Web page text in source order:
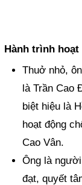
Hành trình hoạt
Thuở nhỏ,
là Trần Cao
biệt hiệu là
hoạt động
Cao Vân.
Ông là
đạt, quyết